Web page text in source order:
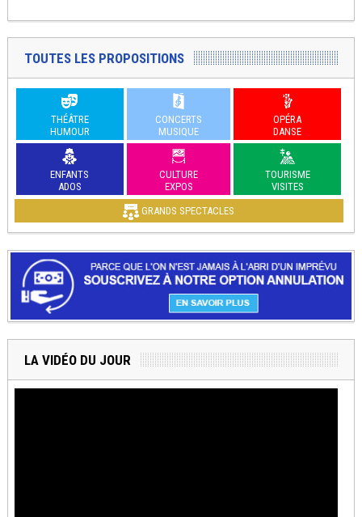
TOUTES LES PROPOSITIONS
THÉÂTRE
HUMOUR
CONCERTS
MUSIQUE
OPÉRA
DANSE
ENFANTS
ADOS
CULTURE
EXPOS
TOURISME
VISITES
GRANDS SPECTACLES
LA VIDÉO DU JOUR